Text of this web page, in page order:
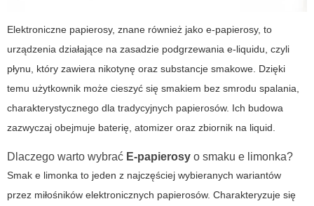
Elektroniczne papierosy, znane również jako e-papierosy, to
urządzenia działające na zasadzie podgrzewania e-liquidu, czyli
płynu, który zawiera nikotynę oraz substancje smakowe. Dzięki
temu użytkownik może cieszyć się smakiem bez smrodu spalania,
charakterystycznego dla tradycyjnych papierosów. Ich budowa
zazwyczaj obejmuje baterię, atomizer oraz zbiornik na liquid.
Dlaczego warto wybrać E-papierosy o smaku e limonka?
Smak e limonka to jeden z najczęściej wybieranych wariantów
przez miłośników elektronicznych papierosów. Charakteryzuje się